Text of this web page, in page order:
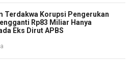
Terdakwa Korupsi Pengerukan
Rp83 Miliar Hanya
Eks Dirut APBS